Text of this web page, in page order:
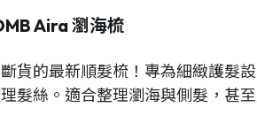
Aira 瀏海梳
貨的最新順髮梳！專為細緻護髮
髮絲。適合整理瀏海與側髮，甚